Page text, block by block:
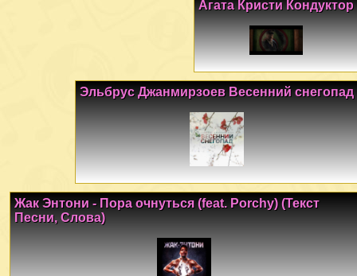
Агата Кристи Кондуктор
Эльбрус Джанмирзоев Весенний снегопад
Жак Энтони - Пора очнуться (feat. Porchy) (Текст
Песни, Слова)